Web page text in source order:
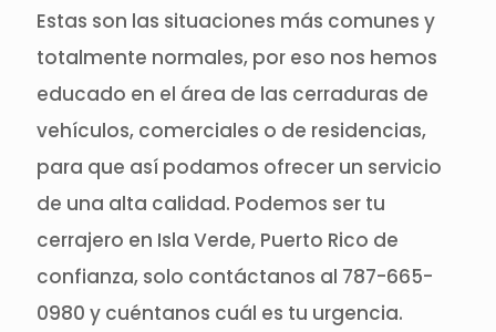
Estas son las situaciones más comunes y
totalmente normales, por eso nos hemos
educado en el área de las cerraduras de
vehículos, comerciales o de residencias,
para que así podamos ofrecer un servicio
de una alta calidad. Podemos ser tu
cerrajero en Isla Verde, Puerto Rico de
confianza, solo contáctanos al 787-665-
0980 y cuéntanos cuál es tu urgencia.